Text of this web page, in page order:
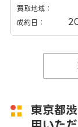
買取地域：
成約日：
東京都